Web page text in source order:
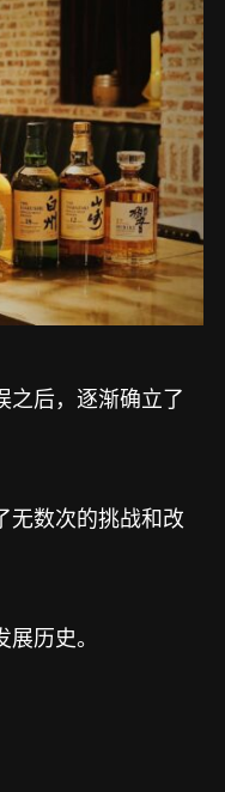
之后，逐渐确立了
无数次的挑战和改
历史。